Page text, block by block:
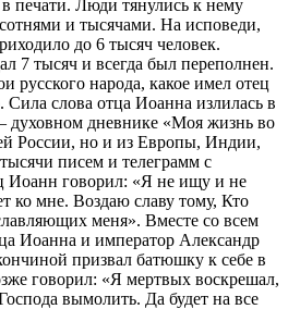
печати. Люди тянулись к нему
сотнями и тысячами. На исповеди,
до 6 тысяч человек.
7 тысяч и всегда был переполнен.
русского народа, какое имел отец
слова отца Иоанна излилась в
духовном дневнике «Моя жизнь во
России, но и из Европы, Индии,
писем и телеграмм с
Иоанн говорил: «Я не ищу и не
ко мне. Воздаю славу тому, Кто
меня». Вместе со всем
Иоанна и император Александр
призвал батюшку к себе в
говорил: «Я мертвых воскрешал,
вымолить. Да будет на все